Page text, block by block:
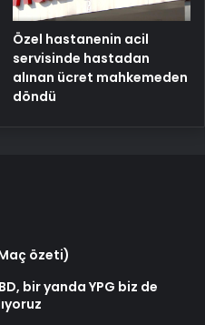
Özel hastanenin acil
servisinde hastadan
alınan ücret mahkemeden
döndü
özeti)
bir yanda YPG biz de